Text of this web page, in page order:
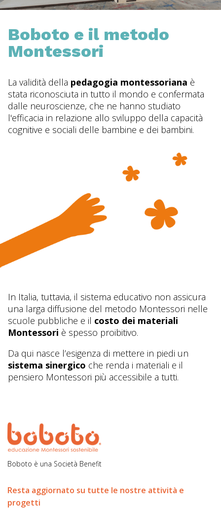
Boboto e il metodo
Montessori
La validità della pedagogia montessoriana è
stata riconosciuta in tutto il mondo e confermata
dalle neuroscienze, che ne hanno studiato
l'efficacia in relazione allo sviluppo della capacità
cognitive e sociali delle bambine e dei bambini.
In Italia, tuttavia, il sistema educativo non assicura
una larga diffusione del metodo Montessori nelle
scuole pubbliche e il costo dei materiali
Montessori è spesso proibitivo.
Da qui nasce l’esigenza di mettere in piedi un
sistema sinergico che renda i materiali e il
pensiero Montessori più accessibile a tutti.
Boboto è una Società Benefit
Resta aggiornato su tutte le nostre attività e
progetti